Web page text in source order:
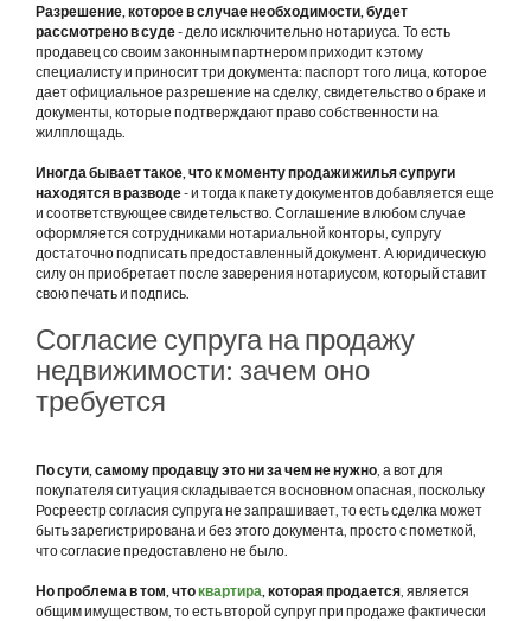
Разрешение, которое в случае необходимости, будет
рассмотрено в суде- дело исключительно нотариуса. То есть
продавец со своим законным партнером приходит к этому
специалисту и приносит три документа: паспорт того лица, которое
дает официальное разрешение на сделку, свидетельство о браке и
документы, которые подтверждают право собственности на
жилплощадь.
Иногда бывает такое, что к моменту продажи жилья супруги
находятся в разводе- и тогда к пакету документов добавляется еще
и соответствующее свидетельство. Соглашение в любом случае
оформляется сотрудниками нотариальной конторы, супругу
достаточно подписать предоставленный документ. А юридическую
силу он приобретает после заверения нотариусом, который ставит
свою печать и подпись.
Согласие супруга на продажу
недвижимости: зачем оно
требуется
По сути, самому продавцу это ни за чем не нужно, а вот для
покупателя ситуация складывается в основном опасная, поскольку
Росреестр согласия супруга не запрашивает, то есть сделка может
быть зарегистрирована и без этого документа, просто с пометкой,
что согласие предоставлено не было.
Но проблема в том, чтоквартира, которая продается, является
общим имуществом, то есть второй супруг при продаже фактически